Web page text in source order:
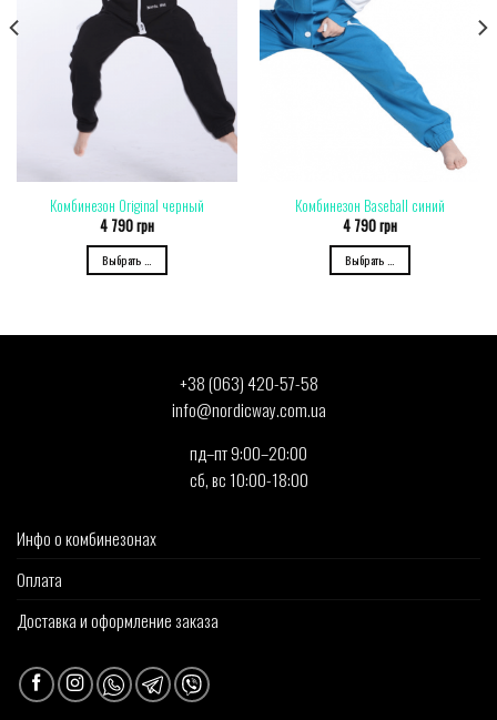
Комбинезон Original черный
4 790грн
Выбрать ...
Комбинезон Baseball синий
4 790грн
Выбрать ...
+38 (063) 420-57-58
info@nordicway.com.ua
пд–пт 9:00–20:00
сб, вс 10:00-18:00
Инфо о комбинезонах
Оплата
Доставка и оформление заказа